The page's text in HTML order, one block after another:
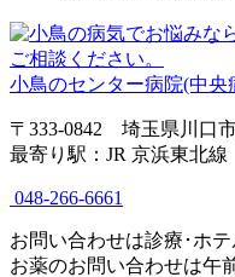
小鳥のセンター病院(中央
〒333-0842 埼玉県川口
最寄り駅：JR 京浜東北
048-266-6661
お問い合わせは診療･ホ
お薬のお問い合わせは午